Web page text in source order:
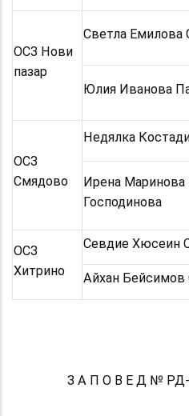
ОСЗ Нови
пазар
Светла Емилова
Юлия Иванова
ОСЗ
Смядово
Недялка
Ирена
Господинова
ОСЗ
Хитрино
Севдие Хюсеин
Айхан Бейсимов
З А П О В Е Д № РД-